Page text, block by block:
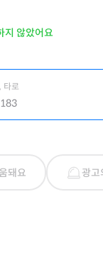
지 않았어요
타로
돼요 광고